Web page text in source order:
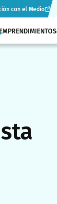
con el Medio